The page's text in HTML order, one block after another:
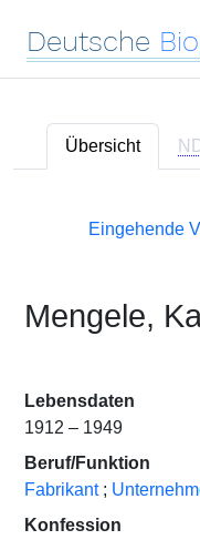
Deutsche
Übersicht
Eingehende
Mengele,
Lebensdaten
1912 – 1949
Beruf/Funktion
Fabrikant ;
Konfession